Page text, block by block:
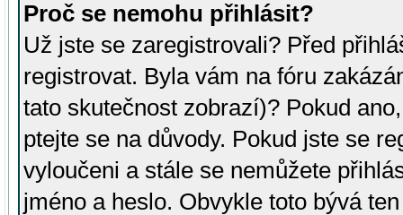
Proč se nemohu přihlásit?
Už jste se zaregistrovali? Před
registrovat. Byla vám na fóru
tato skutečnost zobrazí)? Pokud
ptejte se na důvody. Pokud jste se
vyloučeni a stále se nemůžete
jméno a heslo. Obvykle toto bývá